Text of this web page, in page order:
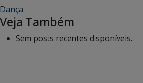
Dança
Veja Também
Sem posts recentes disponíveis.